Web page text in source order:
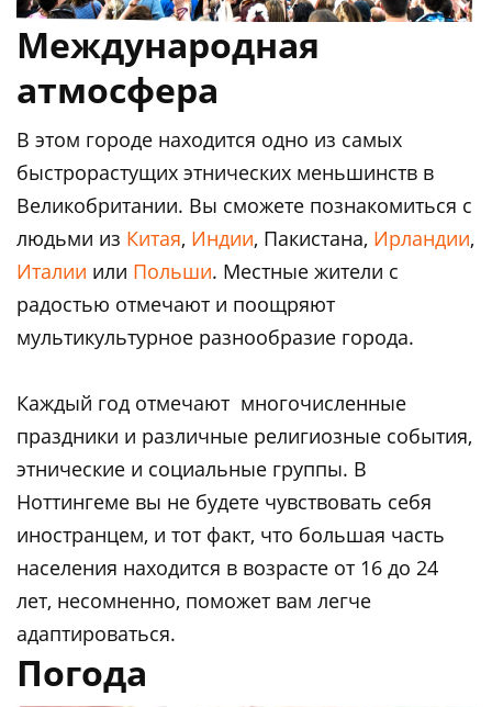
Международная
атмосфера
В этом городе находится одно из самых
быстрорастущих этнических меньшинств в
Великобритании. Вы сможете познакомиться с
людьми из Китая, Индии, Пакистана, Ирландии,
Италии или Польши. Местные жители с
радостью отмечают и поощряют
мультикультурное разнообразие города.
Каждый год отмечают многочисленные
праздники и различные религиозные события,
этнические и социальные группы. В
Ноттингеме вы не будете чувствовать себя
иностранцем, и тот факт, что большая часть
населения находится в возрасте от 16 до 24
лет, несомненно, поможет вам легче
адаптироваться.
Погода